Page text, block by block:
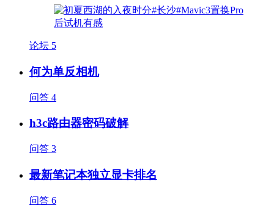
论坛 5
何为单反相机
问答 4
h3c路由器密码破解
问答 3
最新笔记本独立显卡排名
问答 6